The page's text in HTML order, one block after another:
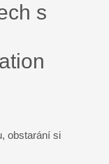
s
obstarání si